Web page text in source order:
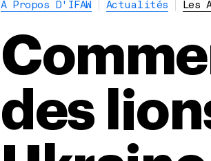
À Propos D'IFAW Actualités Les
des